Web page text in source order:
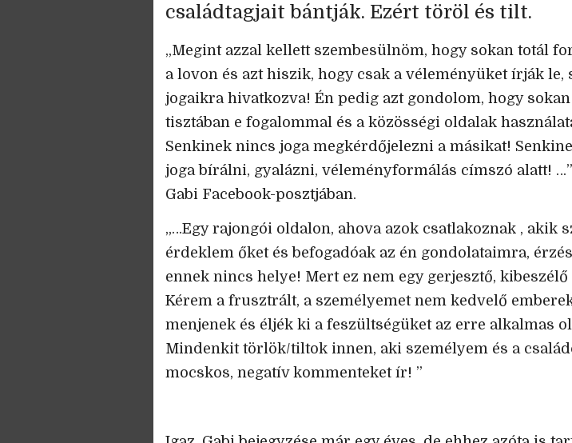
családtagjait bántják. Ezért töröl és tilt.
„Megint azzal kellett szembesülnöm, hogy sokan totál
a lovon és azt hiszik, hogy csak a véleményüket írják le,
jogaikra hivatkozva! Én pedig azt gondolom, hogy
tisztában e fogalommal és a közösségi oldalak
Senkinek nincs joga megkérdőjelezni a másikat!
joga bírálni, gyalázni, véleményformálás címszó alatt!
Gabi Facebook-posztjában.
„…Egy rajongói oldalon, ahova azok csatlakoznak , akik
érdeklem őket és befogadóak az én gondolataimra,
ennek nincs helye! Mert ez nem egy gerjesztő,
Kérem a frusztrált, a személyemet nem kedvelő
menjenek és éljék ki a feszültségüket az erre alkalmas
Mindenkit törlök/tiltok innen, aki személyem és a
mocskos, negatív kommenteket ír! ”